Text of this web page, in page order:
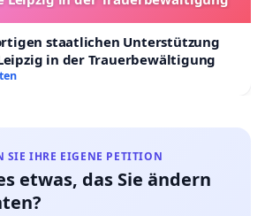
staatlichen Unterstützung
in der Trauerbewältigung
SIE IHRE EIGENE PETITION
etwas, das Sie ändern